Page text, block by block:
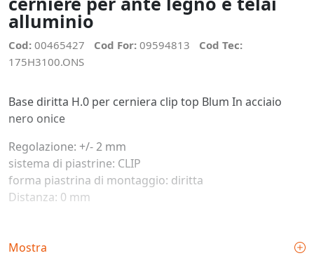
alluminio
Cod: 00465427 Cod For: 09594813
Cod Tec:
175H3100.ONS
Base diritta H.0 per cerniera clip top Blum In acciaio
nero onice
Regolazione: +/- 2 mm
sistema di piastrine: CLIP
forma piastrina di montaggio: diritta
Distanza: 0 mm
Vedi pagina catalogo
Mostra